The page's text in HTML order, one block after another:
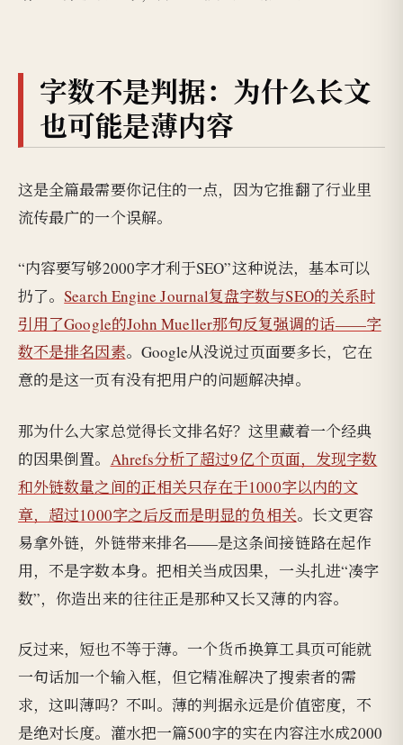
字数不是判据：为什么长文
也可能是薄内容
这是全篇最需要你记住的一点，因为它推翻了行业里
流传最广的一个误解。
“内容要写够2000字才利于SEO”这种说法，基本可以
扔了。Search Engine Journal复盘字数与SEO的关系时
引用了Google的John Mueller那句反复强调的话——字
数不是排名因素。Google从没说过页面要多长，它在
意的是这一页有没有把用户的问题解决掉。
那为什么大家总觉得长文排名好？这里藏着一个经典
的因果倒置。 Ahrefs分析了超过9亿个页面，发现字数
和外链数量之间的正相关只存在于1000字以内的文
章，超过1000字之后反而是明显的负相关。长文更容
易拿外链，外链带来排名——是这条间接链路在起作
用，不是字数本身。把相关当成因果，一头扎进“凑字
数”，你造出来的往往正是那种又长又薄的内容。
反过来，短也不等于薄。一个货币换算工具页可能就
一句话加一个输入框，但它精准解决了搜索者的需
求，这叫薄吗？不叫。薄的判据永远是价值密度，不
是绝对长度。灌水把一篇500字的实在内容注水成2000